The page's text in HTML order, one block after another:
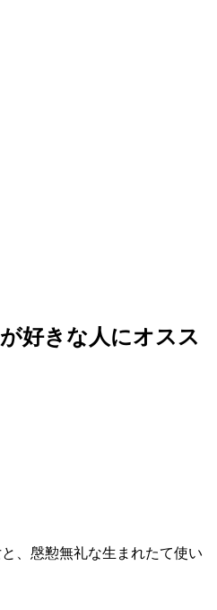
好きな人にオスス
、慇懃無礼な生まれたて使い